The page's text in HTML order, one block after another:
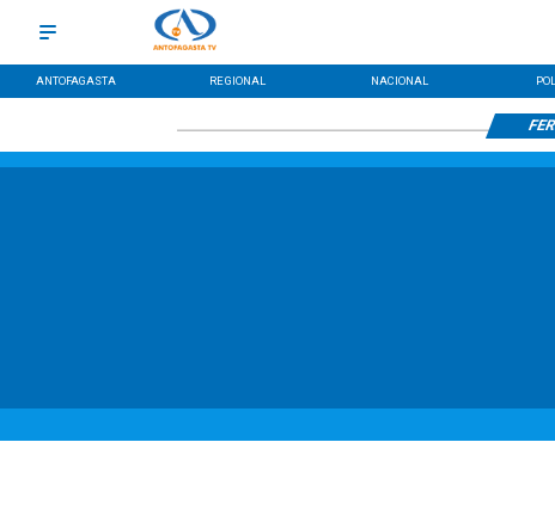
ANTOFAGASTA REGIONAL NACIONAL